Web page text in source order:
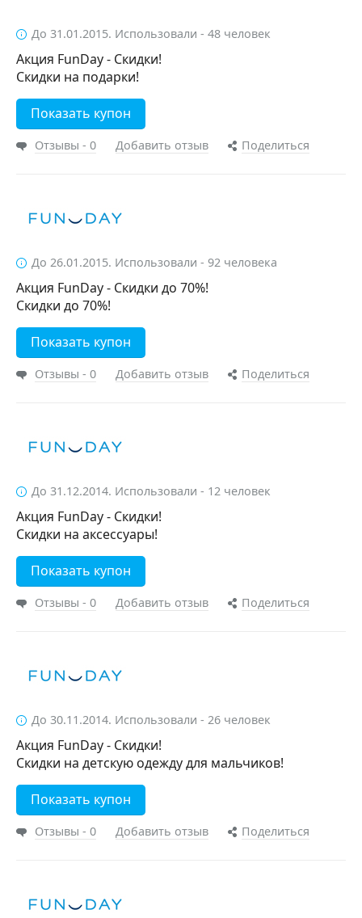
До 31.01.2015. Использовали - 48 человек
Акция FunDay - Скидки!
Скидки на подарки!
Показать купон
Отзывы - 0 Добавить отзыв Поделиться
До 26.01.2015. Использовали - 92 человека
Акция FunDay - Скидки до 70%!
Скидки до 70%!
Показать купон
Отзывы - 0 Добавить отзыв Поделиться
До 31.12.2014. Использовали - 12 человек
Акция FunDay - Скидки!
Скидки на аксессуары!
Показать купон
Отзывы - 0 Добавить отзыв Поделиться
До 30.11.2014. Использовали - 26 человек
Акция FunDay - Скидки!
Скидки на детскую одежду для мальчиков!
Показать купон
Отзывы - 0 Добавить отзыв Поделиться